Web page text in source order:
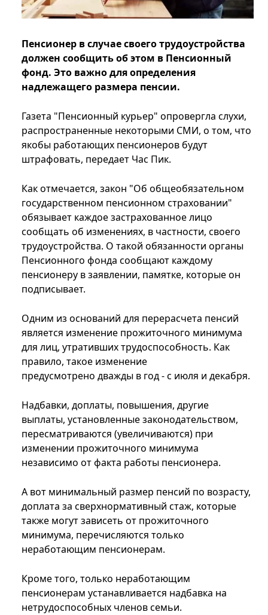
Пенсионер в случае своего трудоустройства
должен сообщить об этом в Пенсионный
фонд. Это важно для определения
надлежащего размера пенсии.
Газета "Пенсионный курьер" опровергла слухи,
распространенные некоторыми СМИ, о том, что
якобы работающих пенсионеров будут
штрафовать, передает Час Пик.
Как отмечается, закон "Об общеобязательном
государственном пенсионном страховании"
обязывает каждое застрахованное лицо
сообщать об изменениях, в частности, своего
трудоустройства. О такой обязанности органы
Пенсионного фонда сообщают каждому
пенсионеру в заявлении, памятке, которые он
подписывает.
Одним из оснований для перерасчета пенсий
является изменение прожиточного минимума
для лиц, утративших трудоспособность. Как
правило, такое изменение
предусмотрено дважды в год - с июля и декабря.
Надбавки, доплаты, повышения, другие
выплаты, установленные законодательством,
пересматриваются (увеличиваются) при
изменении прожиточного минимума
независимо от факта работы пенсионера.
А вот минимальный размер пенсий по возрасту,
доплата за сверхнормативный стаж, которые
также могут зависеть от прожиточного
минимума, перечисляются только
неработающим пенсионерам.
Кроме того, только неработающим
пенсионерам устанавливается надбавка на
нетрудоспособных членов семьи.